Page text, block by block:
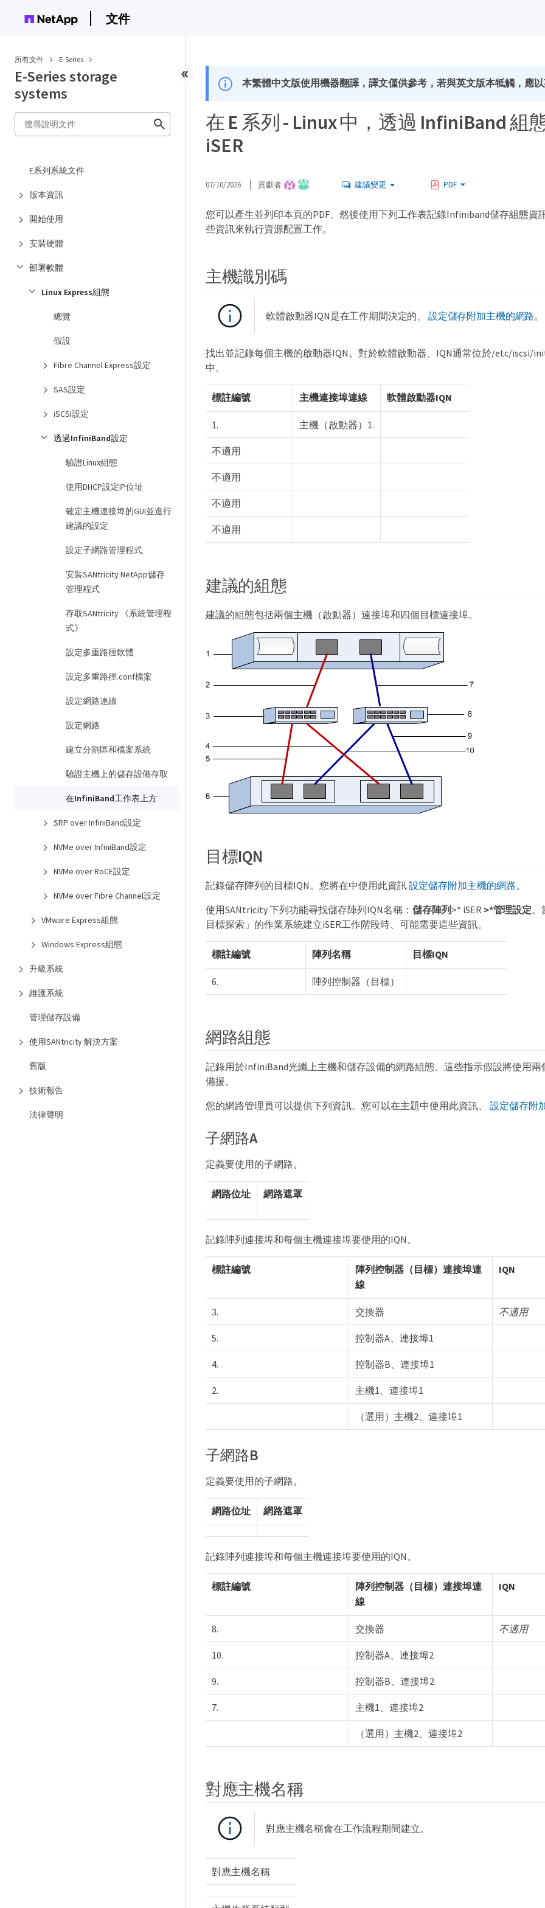
文件
所有文件 E-Series
E-Series storage
systems
E系列系統文件
版本資訊
開始使用
安裝硬體
部署軟體
Linux Express組態
總覽
假設
Fibre Channel Express設定
SAS設定
iSCSI設定
透過InfiniBand設定
驗證Linux組態
使用DHCP設定IP位址
確定主機連接埠的GUI並進行
建議的設定
設定子網路管理程式
安裝SANtricity NetApp儲存
管理程式
存取SANtricity 《系統管理程
式》
設定多重路徑軟體
設定多重路徑.conf檔案
設定網路連線
設定網路
建立分割區和檔案系統
驗證主機上的儲存設備存取
在InfiniBand工作表上方
SRP over InfiniBand設定
NVMe over InfiniBand設定
NVMe over RoCE設定
NVMe over Fibre Channel設定
VMware Express組態
Windows Express組態
升級系統
維護系統
管理儲存設備
使用SANtricity 解決方案
舊版
技術報告
法律聲明
本繁體中文版使用機器翻譯，譯文僅供參考，若與英文版本牴觸，應以
在 E 系列 - Linux 中，透過 InfiniBand 組
iSER
07/10/2026 貢獻者 建議變更 PDF
您可以產生並列印本頁的PDF、然後使用下列工作表記錄Infiniband儲存組態資
些資訊來執行資源配置工作。
主機識別碼
軟體啟動器IQN是在工作期間決定的、 設定儲存附加主機的網路。
找出並記錄每個主機的啟動器IQN。對於軟體啟動器、IQN通常位於/etc/iscsi/
中。
標註編號 主機連接埠連線 軟體啟動器IQN
1. 主機（啟動器）1.
不適用
不適用
不適用
不適用
建議的組態
建議的組態包括兩個主機（啟動器）連接埠和四個目標連接埠。
目標IQN
記錄儲存陣列的目標IQN。您將在中使用此資訊設定儲存附加主機的網路。
使用SANtricity 下列功能尋找儲存陣列IQN名稱： 儲存陣列>* iSER >*管理設定。
目標探索」的作業系統建立iSER工作階段時、可能需要這些資訊。
標註編號 陣列名稱 目標IQN
6. 陣列控制器（目標）
網路組態
記錄用於InfiniBand光纖上主機和儲存設備的網路組態。這些指示假設將使用
備援。
您的網路管理員可以提供下列資訊。您可以在主題中使用此資訊、 設定儲存附
子網路A
定義要使用的子網路。
網路位址 網路遮罩
記錄陣列連接埠和每個主機連接埠要使用的IQN。
標註編號
陣列控制器（目標）連接埠連
線
IQN
3. 交換器 不適用
5. 控制器A、連接埠1
4. 控制器B、連接埠1
2. 主機1、連接埠1
（選用）主機2、連接埠1
子網路B
定義要使用的子網路。
網路位址 網路遮罩
記錄陣列連接埠和每個主機連接埠要使用的IQN。
標註編號
陣列控制器（目標）連接埠連
線
IQN
8. 交換器 不適用
10. 控制器A、連接埠2
9. 控制器B、連接埠2
7. 主機1、連接埠2
（選用）主機2、連接埠2
對應主機名稱
對應主機名稱會在工作流程期間建立。
對應主機名稱